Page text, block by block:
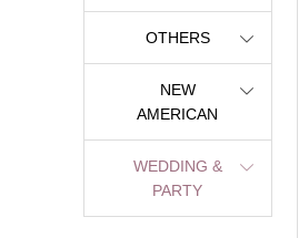
OTHERS
NEW
AMERICAN
WEDDING &
PARTY